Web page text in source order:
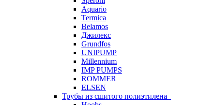
Aquario
Termica
Belamos
Джилекс
Grundfos
UNIPUMP
Millennium
IMP PUMPS
ROMMER
ELSEN
Трубы из сшитого полиэтилена